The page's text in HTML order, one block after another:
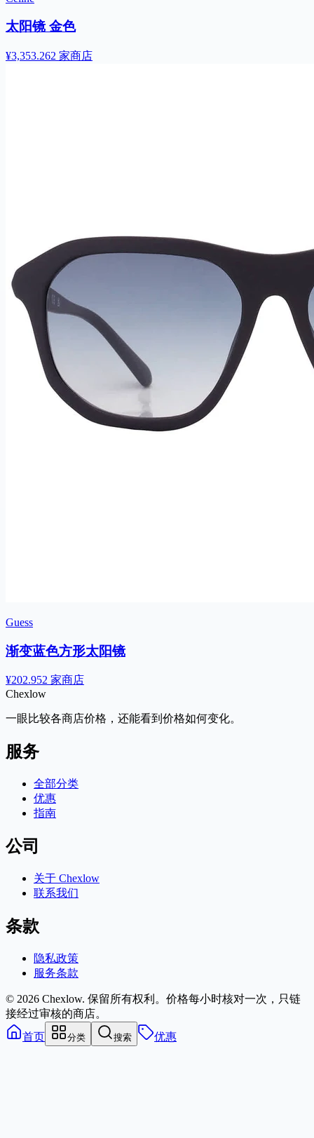
太阳镜 金色
¥3,353.262 家商店
Guess
渐变蓝色方形太阳镜
¥202.952 家商店
Chexlow
一眼比较各商店价格，还能看到价格如何变化。
服务
全部分类
优惠
指南
公司
关于 Chexlow
联系我们
条款
隐私政策
服务条款
© 2026 Chexlow. 保留所有权利。 价格每小时核对一次，只链
接经过审核的商店。
首页
分类 搜索 优惠